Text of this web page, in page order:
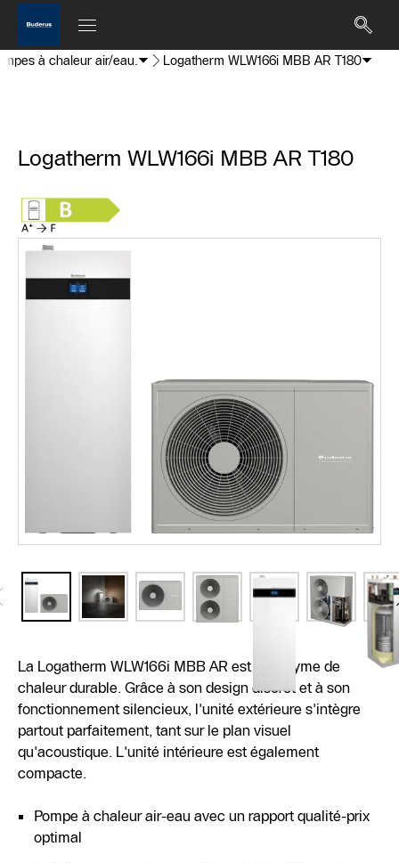
à chaleur air/eau. Logatherm WLW166i MBB AR T180
Logatherm WLW166i MBB AR T180
La Logatherm WLW166i MBB AR est synonyme de
chaleur durable. Grâce à son design discret et à son
fonctionnement silencieux, l'unité extérieure s'intègre
partout parfaitement, tant sur le plan visuel
qu'acoustique. L'unité intérieure est également
compacte.
Pompe à chaleur air-eau avec un rapport qualité-prix
optimal